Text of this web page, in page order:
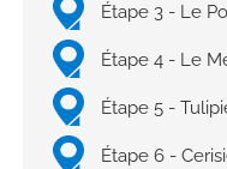
Étape 3 - Le
Étape 4 - Le
Étape 5 -
Étape 6 -